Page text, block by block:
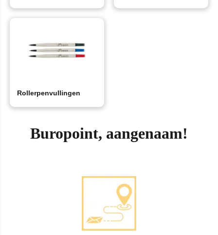
Rollerpenvullingen
Buropoint, aangenaam!